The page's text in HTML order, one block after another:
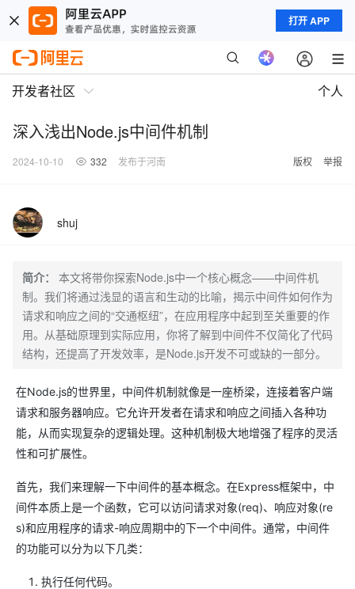
打开 APP
开发者社区 个人
深入浅出Node.js中间件机制
2024-10-10 332 发布于河南 版权 举报
shuj
简介：
本文将带你探索Node.js中一个核心概念——中间件机
制。我们将通过浅显的语言和生动的比喻，揭示中间件如何作为
请求和响应之间的“交通枢纽”，在应用程序中起到至关重要的作
用。从基础原理到实际应用，你将了解到中间件不仅简化了代码
结构，还提高了开发效率，是Node.js开发不可或缺的一部分。
在Node.js的世界里，中间件机制就像是一座桥梁，连接着客户端
请求和服务器响应。它允许开发者在请求和响应之间插入各种功
能，从而实现复杂的逻辑处理。这种机制极大地增强了程序的灵活
性和可扩展性。
首先，我们来理解一下中间件的基本概念。在Express框架中，中
间件本质上是一个函数，它可以访问请求对象(req)、响应对象(re
s)和应用程序的请求-响应周期中的下一个中间件。通常，中间件
的功能可以分为以下几类：
执行任何代码。